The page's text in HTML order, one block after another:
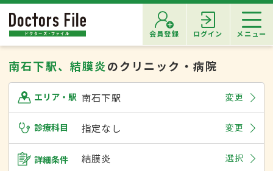
会員登録 ログイン メニュー
南石下駅、結膜炎のクリニック・病院
エリア・駅 南石下駅 変更
診療科目 指定なし 変更
詳細条件 結膜炎 選択